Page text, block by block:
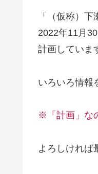
「（仮称）
2022年11月
計画していま
いろいろ情報
※「計画」な
よろしければ